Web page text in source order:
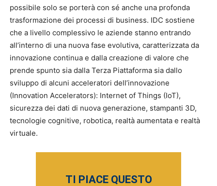
possibile solo se porterà con sé anche una profonda
trasformazione dei processi di business. IDC sostiene
che a livello complessivo le aziende stanno entrando
all’interno di una nuova fase evolutiva, caratterizzata da
innovazione continua e dalla creazione di valore che
prende spunto sia dalla Terza Piattaforma sia dallo
sviluppo di alcuni acceleratori dell’innovazione
(Innovation Accelerators): Internet of Things (IoT),
sicurezza dei dati di nuova generazione, stampanti 3D,
tecnologie cognitive, robotica, realtà aumentata e realtà
virtuale.
TI PIACE QUESTO